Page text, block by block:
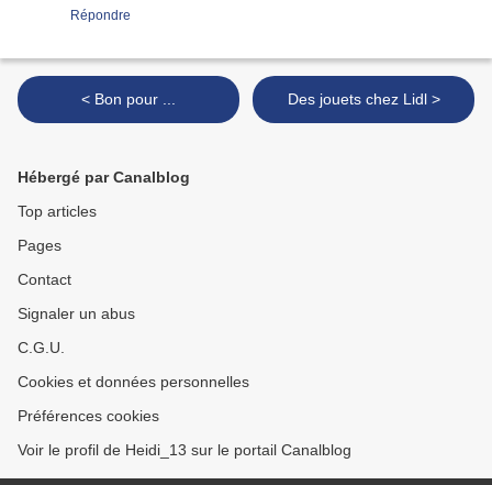
Répondre
< Bon pour ... Des jouets chez Lidl >
Hébergé par Canalblog
Top articles
Pages
Contact
Signaler un abus
C.G.U.
Cookies et données personnelles
Préférences cookies
Voir le profil de Heidi_13 sur le portail Canalblog